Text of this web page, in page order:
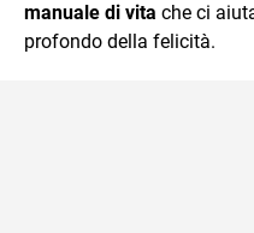
manuale di vita che ci
profondo della felicità.